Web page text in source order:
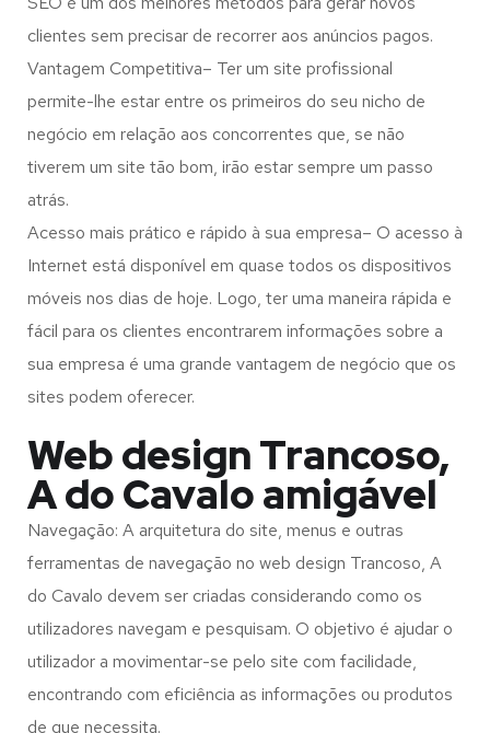
clientes sem precisar de recorrer aos anúncios pagos.
Vantagem Competitiva– Ter um site profissional
permite-lhe estar entre os primeiros do seu nicho de
negócio em relação aos concorrentes que, se não
tiverem um site tão bom, irão estar sempre um passo
atrás.
Acesso mais prático e rápido à sua empresa– O acesso à
Internet está disponível em quase todos os dispositivos
móveis nos dias de hoje. Logo, ter uma maneira rápida e
fácil para os clientes encontrarem informações sobre a
sua empresa é uma grande vantagem de negócio que os
sites podem oferecer.
Web design Trancoso,
A do Cavalo amigável
Navegação: A arquitetura do site, menus e outras
ferramentas de navegação no web design Trancoso, A
do Cavalo devem ser criadas considerando como os
utilizadores navegam e pesquisam. O objetivo é ajudar o
utilizador a movimentar-se pelo site com facilidade,
encontrando com eficiência as informações ou produtos
de que necessita.